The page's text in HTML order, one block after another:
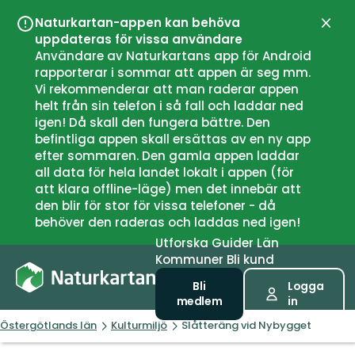
Naturkartan-appen kan behöva
uppdateras för vissa användare
Användare av Naturkartans app för Android
rapporterar i sommar att appen är seg mm.
Vi rekommenderar att man raderar appen
helt från sin telefon i så fall och laddar ned
igen! Då skall den fungera bättre. Den
befintliga appen skall ersättas av en ny app
efter sommaren. Den gamla appen laddar
all data för hela landet lokalt i appen (för
att klara offline-läge) men det innebär att
den blir för stor för vissa telefoner - då
behöver den raderas och laddas ned igen!
UtforskaGuiderLän
Kommuner Bli kund
Bli
medlem
Logga
in
Östergötlands län Kulturmiljö Slåtteräng vid Nybygget